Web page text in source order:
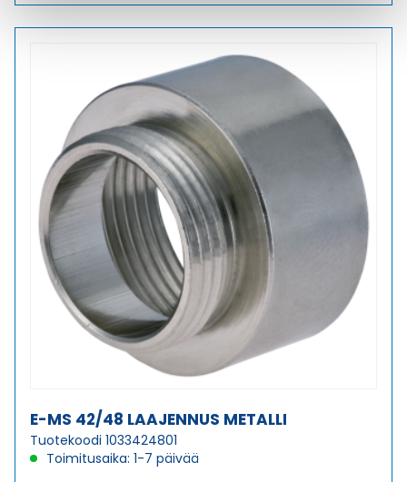
E-MS 42/48 LAAJENNUS METALLI
Tuotekoodi 1033424801
Toimitusaika: 1-7 päivää